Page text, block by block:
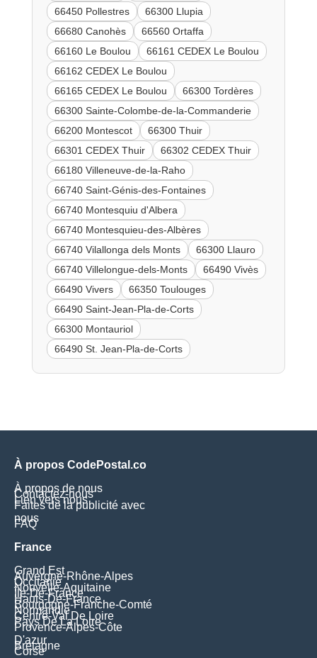
66450 Pollestres
66300 Llupia
66680 Canohès
66560 Ortaffa
66160 Le Boulou
66161 CEDEX Le Boulou
66162 CEDEX Le Boulou
66165 CEDEX Le Boulou
66300 Tordères
66300 Sainte-Colombe-de-la-Commanderie
66200 Montescot
66300 Thuir
66301 CEDEX Thuir
66302 CEDEX Thuir
66180 Villeneuve-de-la-Raho
66740 Saint-Génis-des-Fontaines
66740 Montesquiu d'Albera
66740 Montesquieu-des-Albères
66740 Vilallonga dels Monts
66300 Llauro
66740 Villelongue-dels-Monts
66490 Vivès
66490 Vivers
66350 Toulouges
66490 Saint-Jean-Pla-de-Corts
66300 Montauriol
66490 St. Jean-Pla-de-Corts
À propos CodePostal.co
À propos de nous
Contactez-nous
Lien vers nous
Faites de la publicité avec
nous
FAQ
France
Grand Est
Auvergne-Rhône-Alpes
Occitanie
Nouvelle-Aquitaine
Île-De-France
Hauts-De-France
Bourgogne-Franche-Comté
Normandie
Centre-Val De Loire
Pays De La Loire
Provence-Alpes-Côte
D'azur
Bretagne
Corse